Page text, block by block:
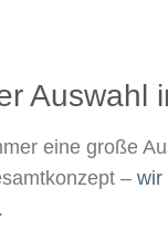
Auswahl
eine große
– wir